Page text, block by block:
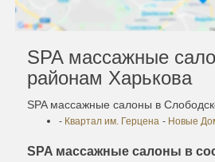
SPA массажные
районам Харькова
SPA массажные салоны в
- Квартал им. Герцена - Новые
SPA массажные салоны в